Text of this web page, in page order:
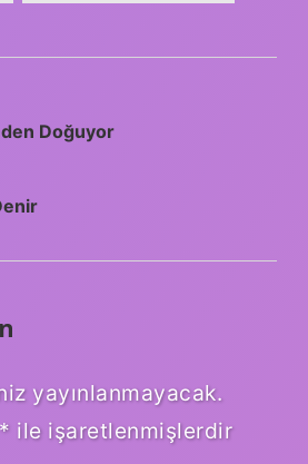
Doğuyor
yayınlanmayacak.
* ile işaretlenmişlerdir